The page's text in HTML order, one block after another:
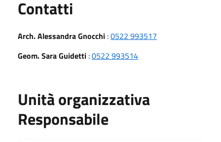
Contatti
Arch. Alessandra Gnocchi :0522 993517
Geom. Sara Guidetti :0522 993514
Unità organizzativa
Responsabile